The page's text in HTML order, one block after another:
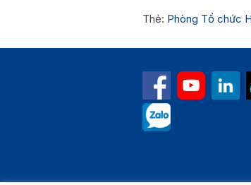
Thẻ: Phòng Tổ chức